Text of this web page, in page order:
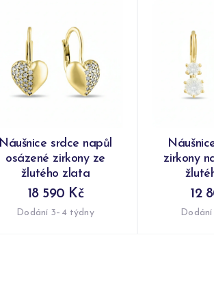
Náušnice srdce napůl
osázené zirkony ze
žlutého zlata
18 590 Kč
Dodání 3–4 týdny
zirkony
12